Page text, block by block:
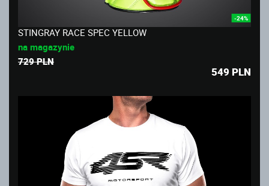
-24%
STINGRAY RACE SPEC YELLOW
na magazynie
729 PLN
549 PLN